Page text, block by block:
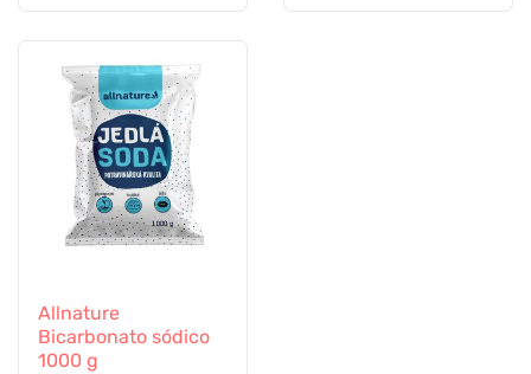
Allnature
Bicarbonato sódico
1000 g